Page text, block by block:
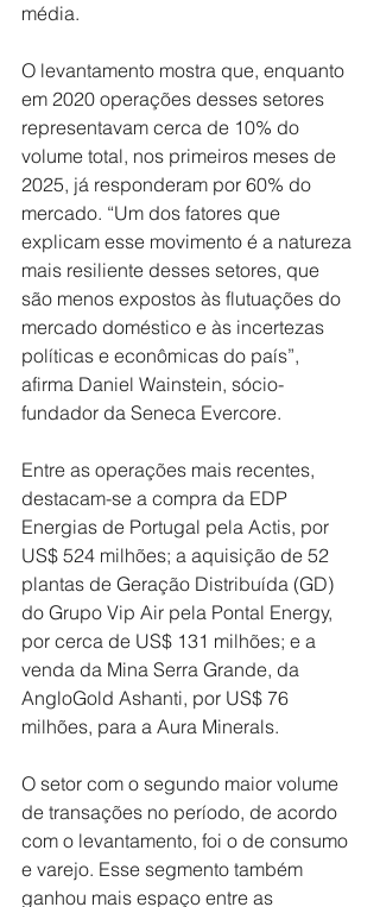
média.
O levantamento mostra que, enquanto
em 2020 operações desses setores
representavam cerca de 10% do
volume total, nos primeiros meses de
2025, já responderam por 60% do
mercado. “Um dos fatores que
explicam esse movimento é a natureza
mais resiliente desses setores, que
são menos expostos às flutuações do
mercado doméstico e às incertezas
políticas e econômicas do país”,
afirma Daniel Wainstein, sócio-
fundador da Seneca Evercore.
Entre as operações mais recentes,
destacam-se a compra da EDP
Energias de Portugal pela Actis, por
US$ 524 milhões; a aquisição de 52
plantas de Geração Distribuída (GD)
do Grupo Vip Air pela Pontal Energy,
por cerca de US$ 131 milhões; e a
venda da Mina Serra Grande, da
AngloGold Ashanti, por US$ 76
milhões, para a Aura Minerals.
O setor com o segundo maior volume
de transações no período, de acordo
com o levantamento, foi o de consumo
e varejo. Esse segmento também
ganhou mais espaço entre as